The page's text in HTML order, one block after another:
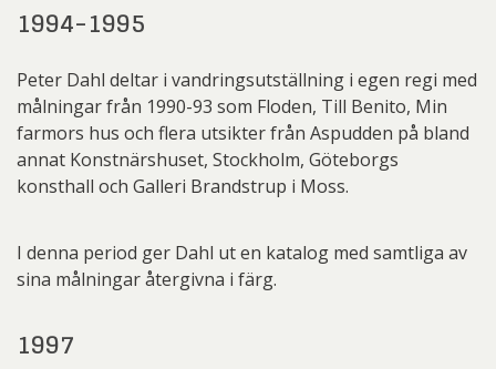
1994-1995
Peter Dahl deltar i vandringsutställning i egen regi med
målningar från 1990-93 som Floden, Till Benito, Min
farmors hus och flera utsikter från Aspudden på bland
annat Konstnärshuset, Stockholm, Göteborgs
konsthall och Galleri Brandstrup i Moss.
I denna period ger Dahl ut en katalog med samtliga av
sina målningar återgivna i färg.
1997